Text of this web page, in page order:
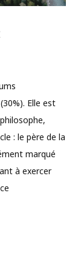
Elle est
: le père de la
marqué
à exercer